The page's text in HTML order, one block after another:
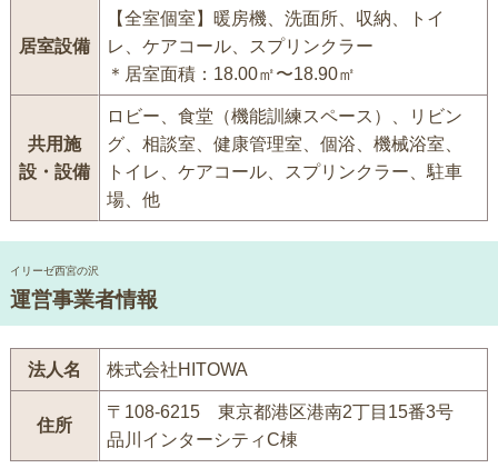
居室設備
【全室個室】暖房機、洗面所、収納、トイ
レ、ケアコール、スプリンクラー
＊居室面積：18.00㎡〜18.90㎡
共用施
設・設備
ロビー、食堂（機能訓練スペース）、リビン
グ、相談室、健康管理室、個浴、機械浴室、
トイレ、ケアコール、スプリンクラー、駐車
場、他
イリーゼ西宮の沢
運営事業者情報
法人名 株式会社HITOWA
住所
〒108-6215 東京都港区港南2丁目15番3号
品川インターシティC棟